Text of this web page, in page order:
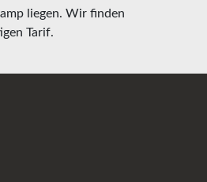
liegen. Wir finden
Tarif.